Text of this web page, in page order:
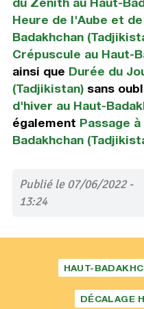
Heure de l'Aube et
Badakhchan
Crépuscule au Haut-
ainsi que Durée du
(Tadjikistan)sans
d'hiver au Haut-
également Passage
Badakhchan
Publié le 07/06/2022 -
13:24
HAUT-
DÉCALAGE